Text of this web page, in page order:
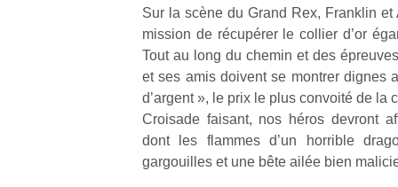
Sur la scène du Grand Rex, Franklin et
mission de récupérer le collier d’or
Tout au long du chemin et des
et ses amis doivent se montrer dignes
d’argent », le prix le plus convoité de la
Croisade faisant, nos héros devront
dont les flammes d’un horrible
gargouilles et une bête ailée bien
…